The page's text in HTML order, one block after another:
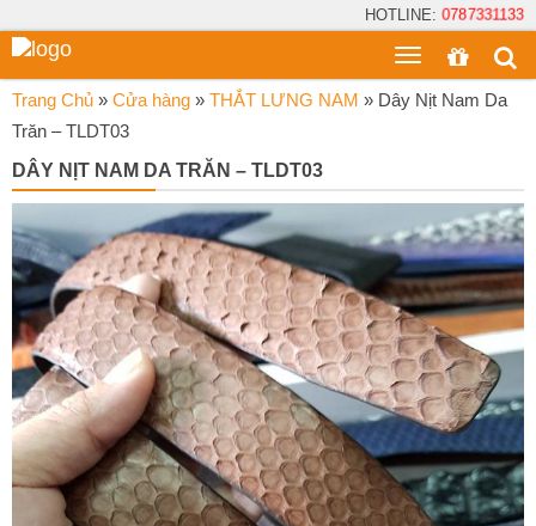
HOTLINE: 0787331133
Toggle
menu
Trang Chủ » Cửa hàng » THẮT LƯNG NAM » Dây Nịt Nam Da
Trăn – TLDT03
DÂY NỊT NAM DA TRĂN – TLDT03